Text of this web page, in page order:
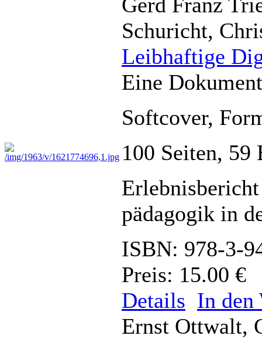
Schuricht,
Leibhaftige
Eine
Softcover,
100 Seiten,
pädagogik in
ISBN: 978-3-
Preis: 15.00 €
Details In den
Ernst Ottwalt,